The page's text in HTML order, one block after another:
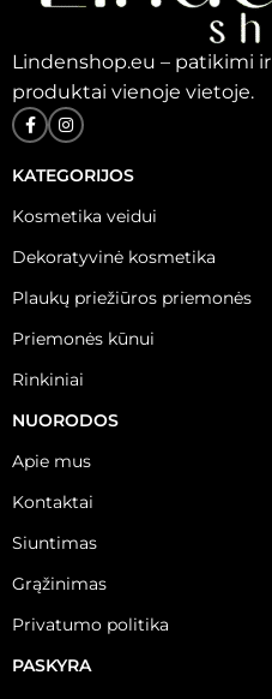
Lindenshop.eu – patikimi
produktai vienoje vietoje.
KATEGORIJOS
Kosmetika veidui
Dekoratyvinė kosmetika
Plaukų priežiūros priemonės
Priemonės kūnui
Rinkiniai
NUORODOS
Apie mus
Kontaktai
Siuntimas
Grąžinimas
Privatumo politika
PASKYRA